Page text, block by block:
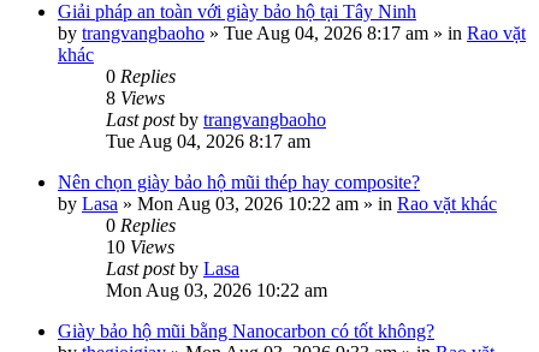
Giải pháp an toàn với giày bảo hộ tại Tây Ninh
by trangvangbaoho » Tue Aug 04, 2026 8:17 am » in Rao vặt
khác
0 Replies
8 Views
Last postby trangvangbaoho
Tue Aug 04, 2026 8:17 am
Nên chọn giày bảo hộ mũi thép hay composite?
by Lasa » Mon Aug 03, 2026 10:22 am » in Rao vặt khác
0 Replies
10 Views
Last postby Lasa
Mon Aug 03, 2026 10:22 am
Giày bảo hộ mũi bằng Nanocarbon có tốt không?